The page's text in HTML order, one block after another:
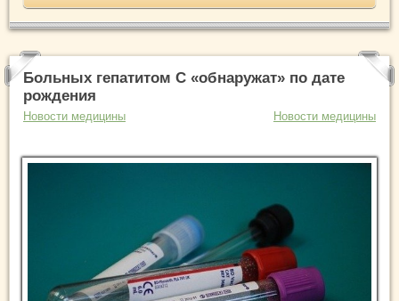
Больных гепатитом С «обнаружат» по дате
рождения
Новости медицины Новости медицины